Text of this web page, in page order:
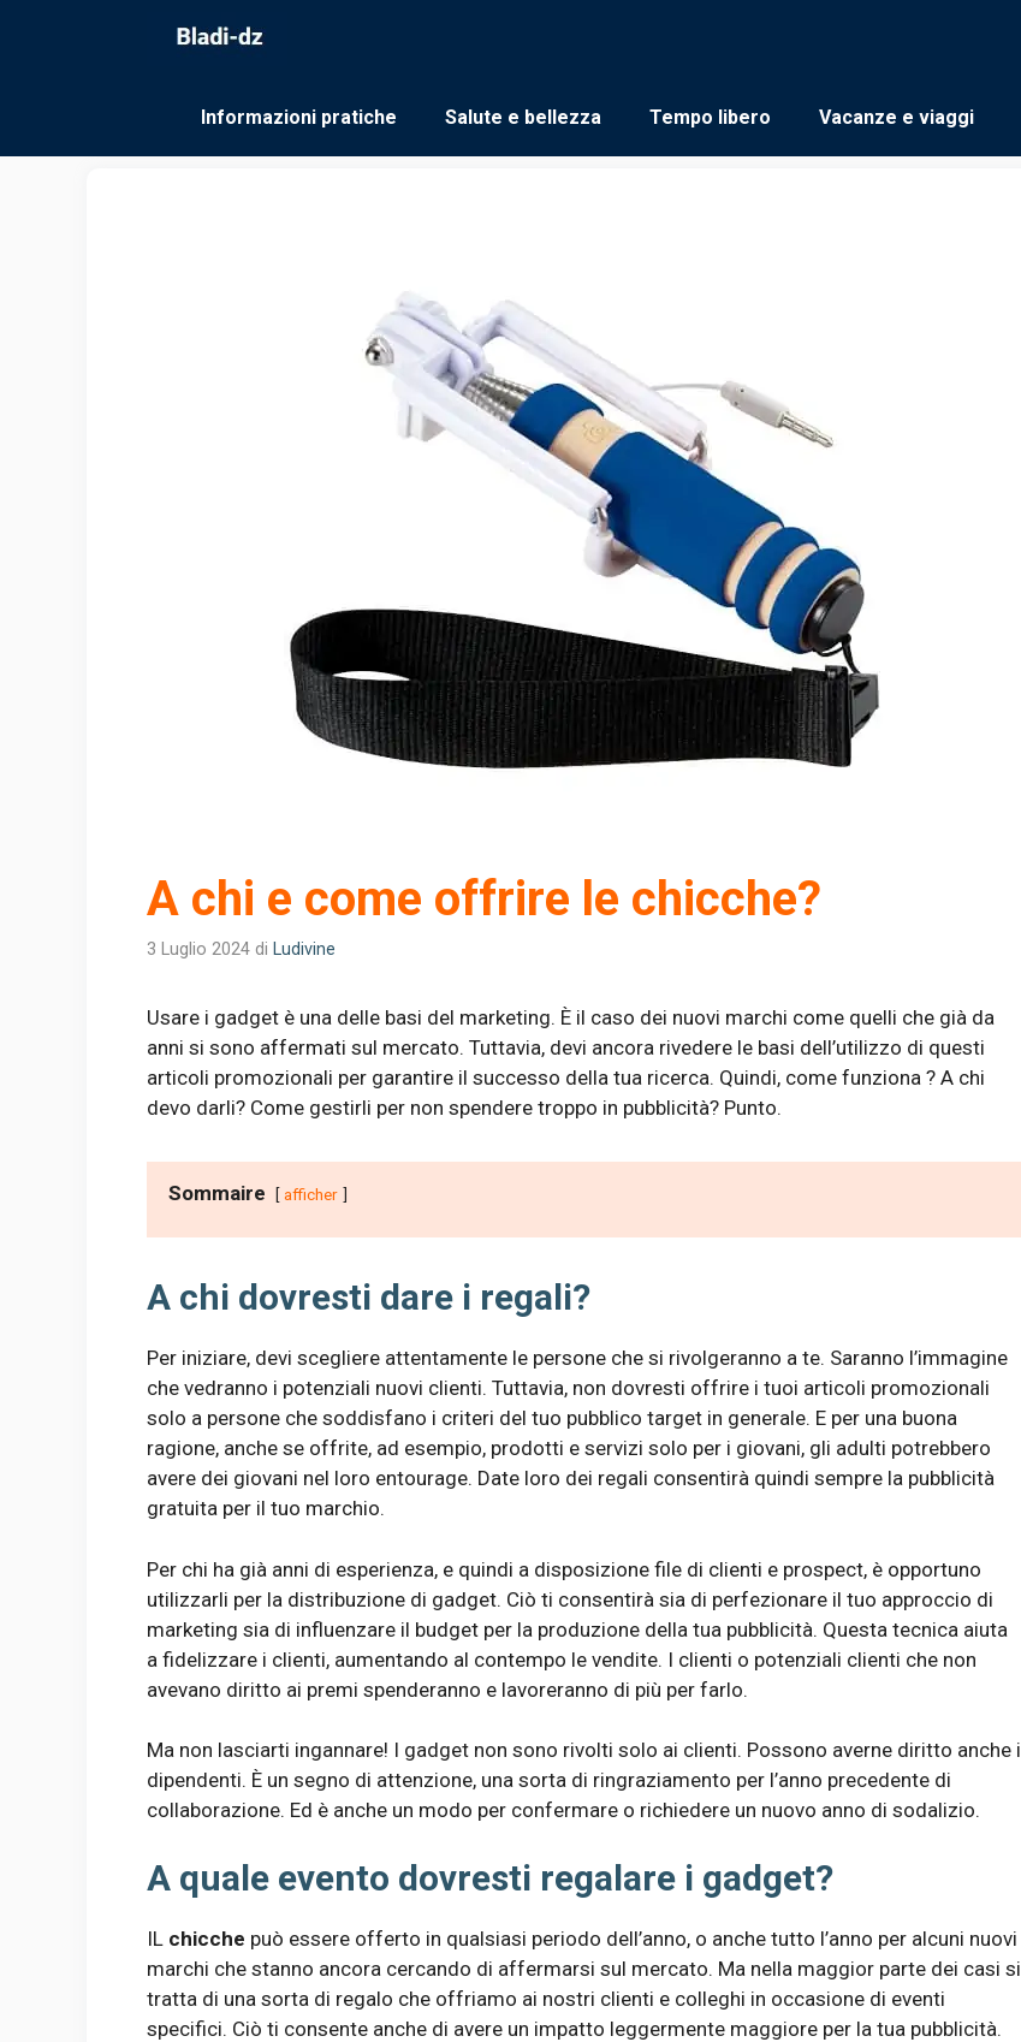
Informazioni pratiche Salute e bellezza Tempo libero Vacanze e viaggi
A chi e come offrire le chicche?
3 Luglio 2024 di Ludivine
Usare i gadget è una delle basi del marketing. È il caso dei nuovi marchi come quelli che già da
anni si sono affermati sul mercato. Tuttavia, devi ancora rivedere le basi dell’utilizzo di questi
articoli promozionali per garantire il successo della tua ricerca. Quindi, come funziona ? A chi
devo darli? Come gestirli per non spendere troppo in pubblicità? Punto.
Sommaire afficher
A chi dovresti dare i regali?
Per iniziare, devi scegliere attentamente le persone che si rivolgeranno a te. Saranno l’immagine
che vedranno i potenziali nuovi clienti. Tuttavia, non dovresti offrire i tuoi articoli promozionali
solo a persone che soddisfano i criteri del tuo pubblico target in generale. E per una buona
ragione, anche se offrite, ad esempio, prodotti e servizi solo per i giovani, gli adulti potrebbero
avere dei giovani nel loro entourage. Date loro dei regali consentirà quindi sempre la pubblicità
gratuita per il tuo marchio.
Per chi ha già anni di esperienza, e quindi a disposizione file di clienti e prospect, è opportuno
utilizzarli per la distribuzione di gadget. Ciò ti consentirà sia di perfezionare il tuo approccio di
marketing sia di influenzare il budget per la produzione della tua pubblicità. Questa tecnica aiuta
a fidelizzare i clienti, aumentando al contempo le vendite. I clienti o potenziali clienti che non
avevano diritto ai premi spenderanno e lavoreranno di più per farlo.
Ma non lasciarti ingannare! I gadget non sono rivolti solo ai clienti. Possono averne diritto anche i
dipendenti. È un segno di attenzione, una sorta di ringraziamento per l’anno precedente di
collaborazione. Ed è anche un modo per confermare o richiedere un nuovo anno di sodalizio.
A quale evento dovresti regalare i gadget?
IL chicche può essere offerto in qualsiasi periodo dell’anno, o anche tutto l’anno per alcuni nuovi
marchi che stanno ancora cercando di affermarsi sul mercato. Ma nella maggior parte dei casi si
tratta di una sorta di regalo che offriamo ai nostri clienti e colleghi in occasione di eventi
specifici. Ciò ti consente anche di avere un impatto leggermente maggiore per la tua pubblicità.